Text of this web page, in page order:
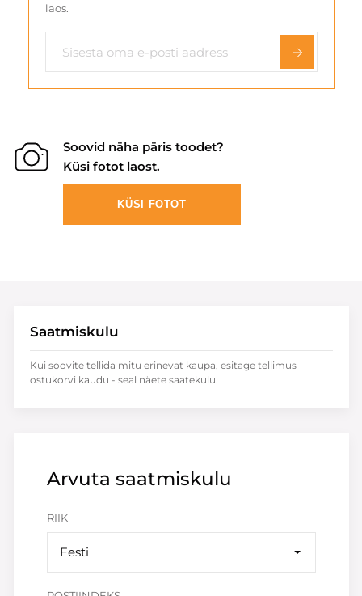
laos.
Soovid näha päris toodet?
Küsi fotot laost.
KÜSI FOTOT
Arvuta saatmiskulu
RIIK
Eesti
Saatmiskulu
Kui soovite tellida mitu erinevat kaupa, esitage tellimus
ostukorvi kaudu - seal näete saatekulu.